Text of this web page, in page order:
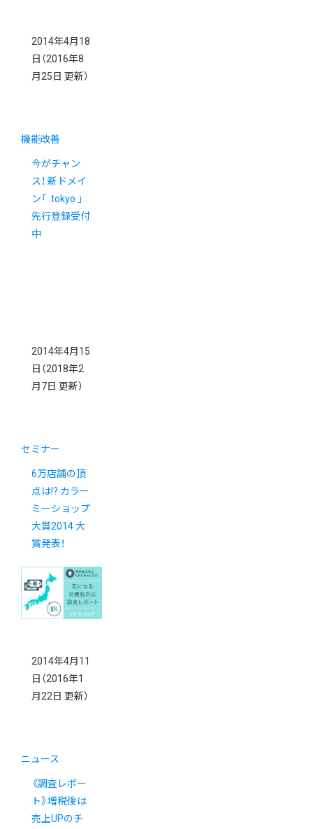
2014年4月18
日 （2016年8
月25日 更新）
機能改善
今がチャン
ス！ 新ドメイ
ン「 .tokyo 」
先行登録受付
中
2014年4月15
日 （2018年2
月7日 更新）
セミナー
6万店舗の頂
点は!? カラー
ミーショップ
大賞2014 大
賞発表！
2014年4月11
日 （2016年1
月22日 更新）
ニュース
《調査レポー
ト》増税後は
売上UPのチ